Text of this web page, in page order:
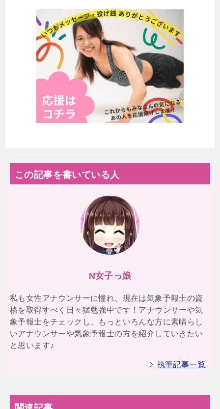
この記事を書いている人
N女子っ娘
私も女性アナウンサーに憧れ、現在は気象予報士の資
格を取得すべく日々猛勉強中です！アナウンサーや気
象予報士をチェックし、もっといろんな方に素晴らし
いアナウンサーや気象予報士の方を紹介していきたい
と思います♪
執筆記事一覧